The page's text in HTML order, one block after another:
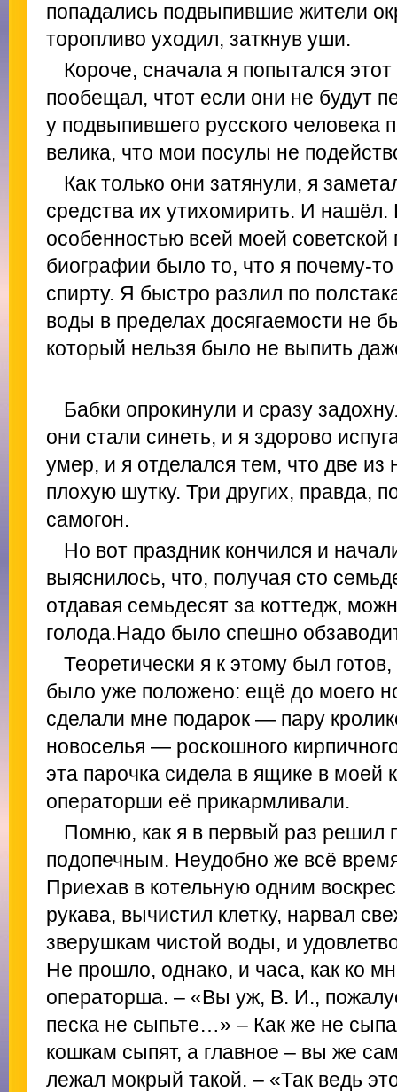
попадались подвыпившие жители
торопливо уходил, заткнув уши.
Короче, сначала я попытался этот
пообещал, чтот если они не будут
у подвыпившего русского человека
велика, что мои посулы не
Как только они затянули, я
средства их утихомирить. И нашёл.
особенностью всей моей советской
биографии было то, что я почему-
спирту. Я быстро разлил по
воды в пределах досягаемости не
который нельзя было не выпить
Бабки опрокинули и сразу
они стали синеть, и я здорово
умер, и я отделался тем, что две
плохую шутку. Три других, правда,
самогон.
Но вот праздник кончился и
выяснилось, что, получая сто
отдавая семьдесят за коттедж,
голода.Надо было спешно
Теоретически я к этому был
было уже положено: ещё до моего
сделали мне подарок — пару
новоселья — роскошного
эта парочка сидела в ящике в моей
операторши её прикармливали.
Помню, как я в первый раз решил
подопечным. Неудобно же всё
Приехав в котельную одним
рукава, вычистил клетку, нарвал
зверушкам чистой воды, и
Не прошло, однако, и часа, как ко
операторша. – «Вы уж, В. И.,
песка не сыпьте…» – Как же не
кошкам сыпят, а главное – вы же
лежал мокрый такой. – «Так ведь